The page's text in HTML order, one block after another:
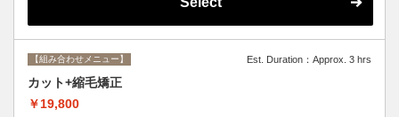
【組み合わせメニュー】 Est. Duration：Approx. 3 hrs
カット+縮毛矯正
￥19,800